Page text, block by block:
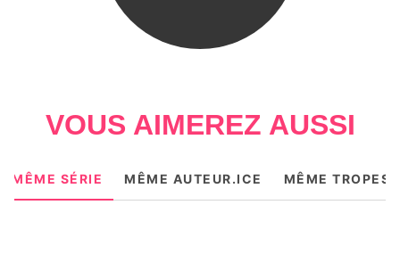
VOUS AIMEREZ AUSSI
MÊME SÉRIE MÊME AUTEUR.ICE MÊME TROPES